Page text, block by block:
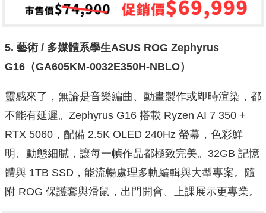
5. 藝術 / 多媒體系學生ASUS ROG Zephyrus
G16 （GA605KM-0032E350H-NBLO）
靈感來了，無論是音樂編曲、動畫製作或即時渲染，都
不能有延遲。Zephyrus G16 搭載 Ryzen AI 7 350 +
RTX 5060，配備 2.5K OLED 240Hz 螢幕，色彩鮮
明、動態細膩，讓每一幀作品都極致完美。32GB 記憶
體與 1TB SSD，能流暢處理多軌編輯與大型專案。隨
附 ROG 保護套與滑鼠，出門開會、上課展示更專業。